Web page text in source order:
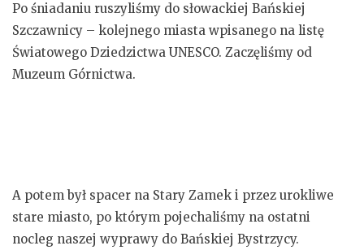
Po śniadaniu ruszyliśmy do słowackiej Bańskiej
Szczawnicy – kolejnego miasta wpisanego na listę
Światowego Dziedzictwa UNESCO. Zaczęliśmy od
Muzeum Górnictwa.
A potem był spacer na Stary Zamek i przez urokliwe
stare miasto, po którym pojechaliśmy na ostatni
nocleg naszej wyprawy do Bańskiej Bystrzycy.